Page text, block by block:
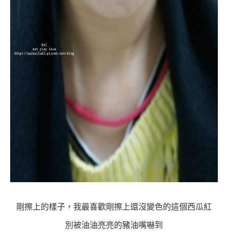
剛擦上的樣子，我最喜歡剛擦上還沒變色的這個西瓜紅
別被油油亮亮的豬油嘴嚇到